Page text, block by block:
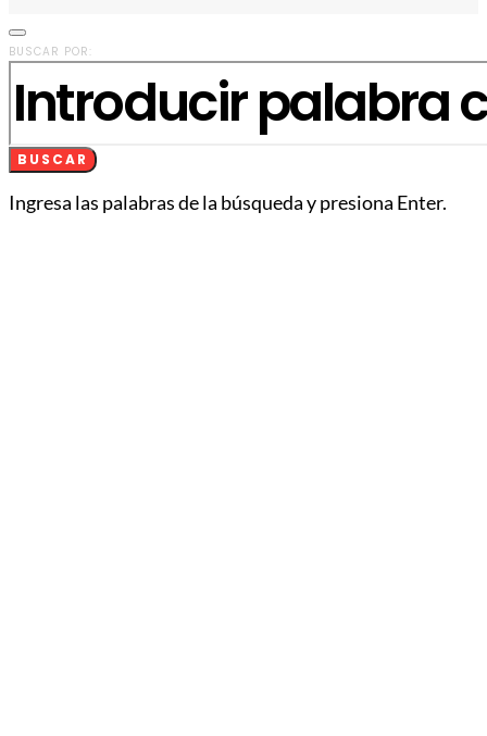
BUSCAR POR:
BUSCAR
Ingresa las palabras de la búsqueda y presiona Enter.